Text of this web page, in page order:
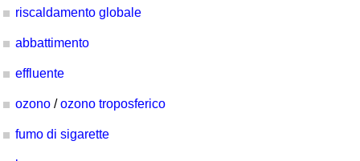
riscaldamento globale
abbattimento
effluente
ozono /ozono troposferico
fumo di sigarette